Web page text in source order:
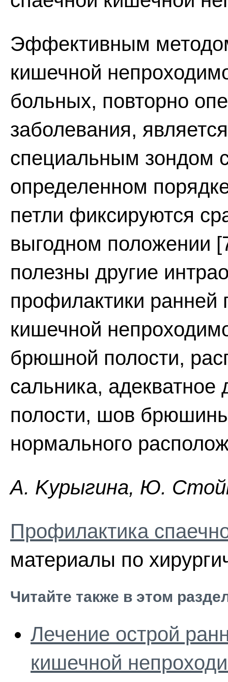
Эффективным
кишечной
больных, повторно
заболевания,
специальным зондом
определенном
петли фиксируются
выгодном положении
полезны другие
профилактики ранней
кишечной
брюшной полости,
сальника,
полости, шов
нормального
A. Kypыгинa, Ю.
Профилактика
материалы по
Читайте также в этом
Лечение острой
кишечной